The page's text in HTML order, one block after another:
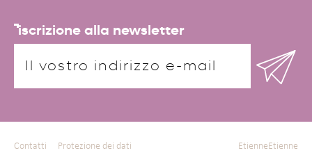
iscrizione alla newsletter
Contatti Protezione dei dati EtienneEtienne